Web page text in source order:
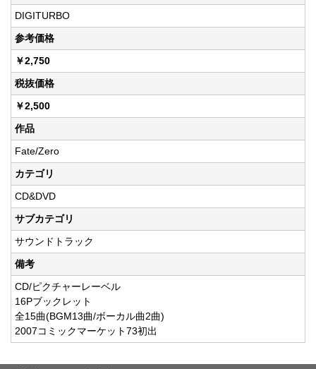
DIGITURBO
参考価格
￥2,750
税抜価格
￥2,500
作品
Fate/Zero
カテゴリ
CD&DVD
サブカテゴリ
サウンドトラック
備考
CD/ピクチャーレーベル
16Pブックレット
全15曲(BGM13曲/ボーカル曲2曲)
2007コミックマーケット73初出